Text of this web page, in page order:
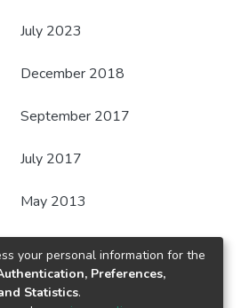
July 2023
December 2018
September 2017
July 2017
May 2013
March 2008
your personal information for the
Preferences,
Statistics.